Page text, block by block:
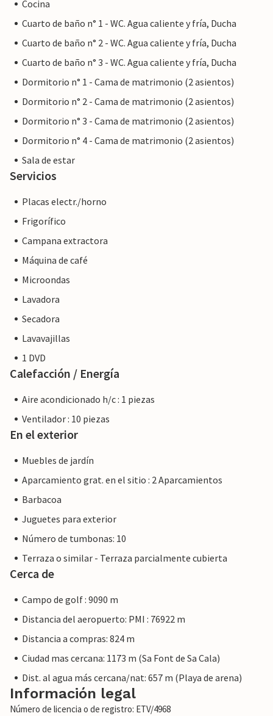
Cocina
Cuarto de baño n° 1 - WC. Agua caliente y fría, Ducha
Cuarto de baño n° 2 - WC. Agua caliente y fría, Ducha
Cuarto de baño n° 3 - WC. Agua caliente y fría, Ducha
Dormitorio n° 1 - Cama de matrimonio (2 asientos)
Dormitorio n° 2 - Cama de matrimonio (2 asientos)
Dormitorio n° 3 - Cama de matrimonio (2 asientos)
Dormitorio n° 4 - Cama de matrimonio (2 asientos)
Sala de estar
Servicios
Placas electr./horno
Frigorífico
Campana extractora
Máquina de café
Microondas
Lavadora
Secadora
Lavavajillas
1 DVD
Calefacción / Energía
Aire acondicionado h/c : 1 piezas
Ventilador : 10 piezas
En el exterior
Muebles de jardín
Aparcamiento grat. en el sitio : 2 Aparcamientos
Barbacoa
Juguetes para exterior
Número de tumbonas: 10
Terraza o similar - Terraza parcialmente cubierta
Cerca de
Campo de golf : 9090 m
Distancia del aeropuerto: PMI : 76922 m
Distancia a compras: 824 m
Ciudad mas cercana: 1173 m (Sa Font de Sa Cala)
Dist. al agua más cercana/nat: 657 m (Playa de arena)
Información legal
Número de licencia o de registro: ETV/4968